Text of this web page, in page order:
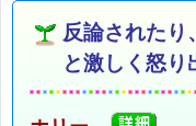
反論されたり
と激しく怒り